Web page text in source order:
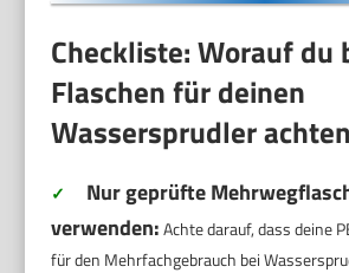
Checkliste: Worauf du
Flaschen für deinen
Wassersprudler
✓
Nur geprüfte
verwenden:Achte darauf, dass deine
für den Mehrfachgebrauch bei